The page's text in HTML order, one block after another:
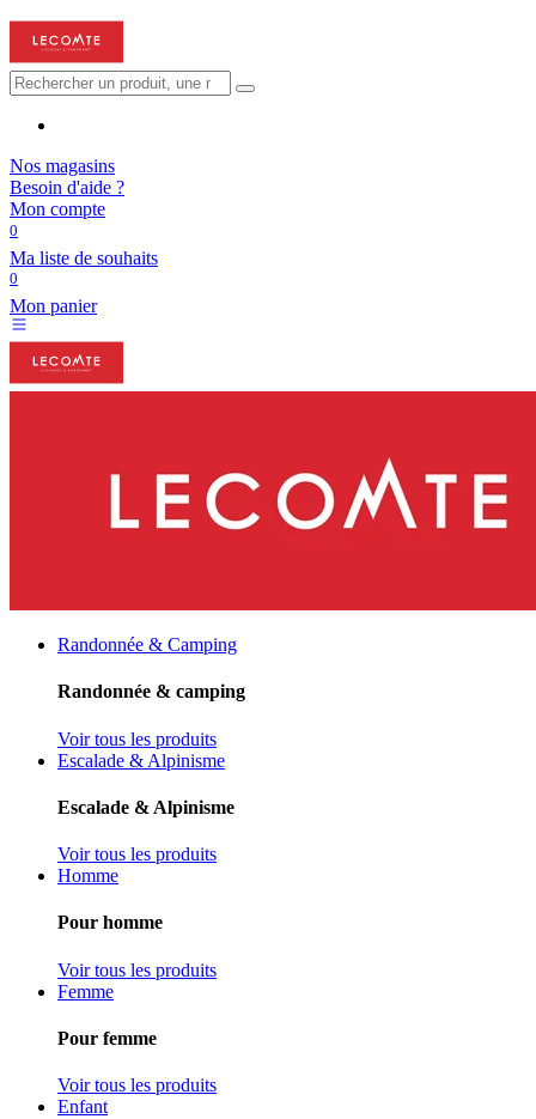
Nos magasins
Besoin d'aide ?
Mon compte
0
Ma liste de souhaits
0
Mon panier
Randonnée & Camping
Randonnée & camping
Voir tous les produits
Escalade & Alpinisme
Escalade & Alpinisme
Voir tous les produits
Homme
Pour homme
Voir tous les produits
Femme
Pour femme
Voir tous les produits
Enfant